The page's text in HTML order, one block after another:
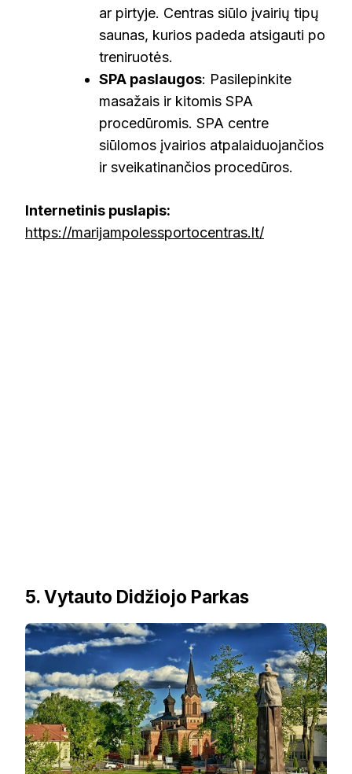
ar pirtyje. Centras siūlo įvairių tipų
saunas, kurios padeda atsigauti po
treniruotės.
SPA paslaugos: Pasilepinkite
masažais ir kitomis SPA
procedūromis. SPA centre
siūlomos įvairios atpalaiduojančios
ir sveikatinančios procedūros.
Internetinis puslapis:
https://marijampolessportocentras.lt/
5. Vytauto Didžiojo Parkas